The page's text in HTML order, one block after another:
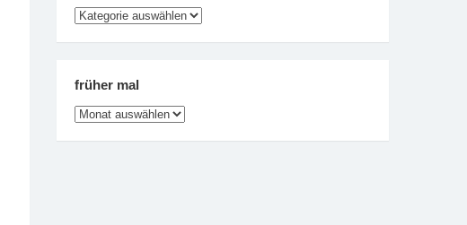
was
früher mal
früher